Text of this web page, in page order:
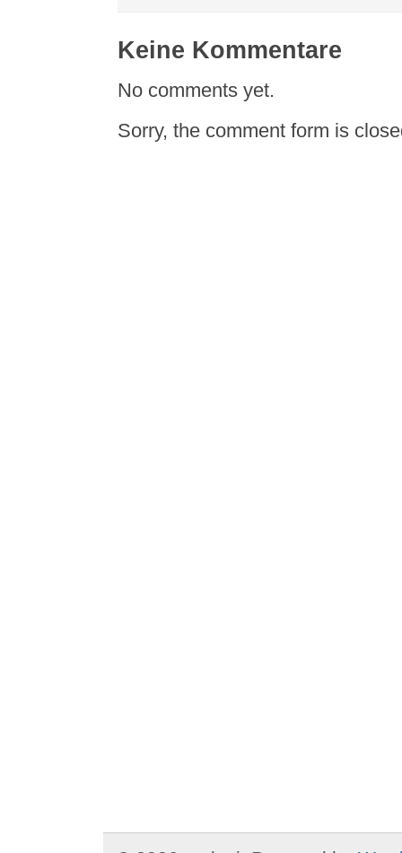
Keine Kommentare
No comments yet.
Sorry, the comment form is